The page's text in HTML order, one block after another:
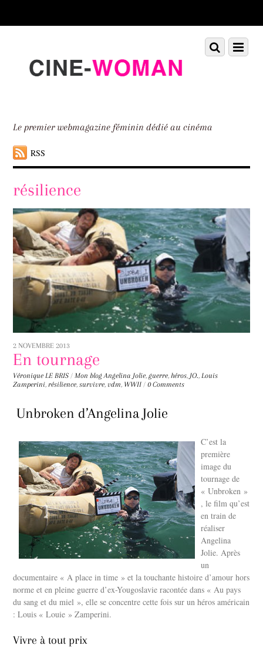
down
Le premier webmagazine féminin dédié au cinéma
RSS
Menu
Scroll
down
résilience
2 NOVEMBRE 2013
En tournage
Véronique LE BRIS / Mon blog Angelina Jolie,guerre,héros, JO., Louis
Zamperini, résilience,survivre,vdm, WWII / 0 Comments
Unbroken d’Angelina Jolie
C’est la
première
image du
tournage de
« Unbroken »
, le film qu’est
en train de
réaliser
Angelina
Jolie. Après
un
documentaire « A place in time » et la touchante histoire d’amour hors
norme et en pleine guerre d’ex-Yougoslavie racontée dans « Au pays
du sang et du miel », elle se concentre cette fois sur un héros américain
: Louis « Louie » Zamperini.
Vivre à tout prix